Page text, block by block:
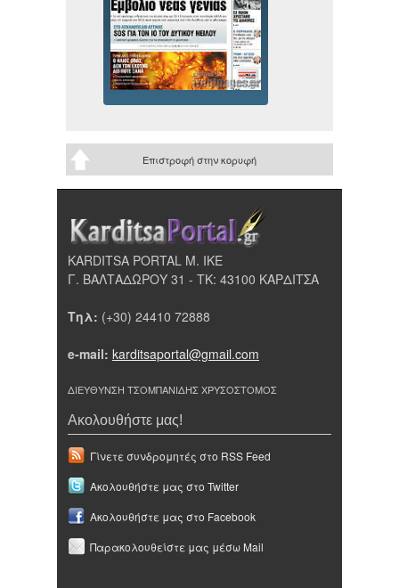
Επιστροφή στην κορυφή
KARDITSA PORTAL Μ. ΙΚΕ
Γ. ΒΑΛΤΑΔΩΡΟΥ 31 - ΤΚ: 43100 ΚΑΡΔΙΤΣΑ
Τηλ: (+30) 24410 72888
e-mail: karditsaportal@gmail.com
ΔΙΕΥΘΥΝΣΗ ΤΣΟΜΠΑΝΙΔΗΣ ΧΡΥΣΟΣΤΟΜΟΣ
Ακολουθήστε μας!
Γίνετε συνδρομητές στο RSS Feed
Ακολουθήστε μας στο Twitter
Ακολουθήστε μας στο Facebook
Παρακολουθείστε μας μέσω Mail